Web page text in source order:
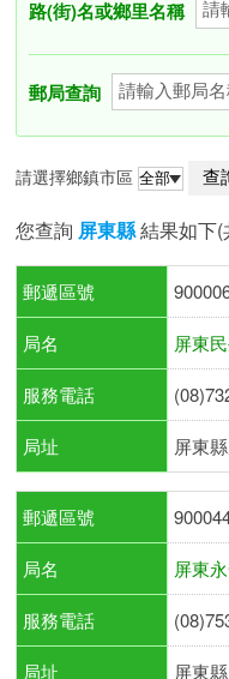
路(街)名或鄉里名稱
郵局查詢
請選擇鄉鎮市區
您查詢 屏東縣結果如下(
郵遞區號
局名 屏東
服務電話
局址 屏東
郵遞區號
局名 屏東
服務電話
局址 屏東